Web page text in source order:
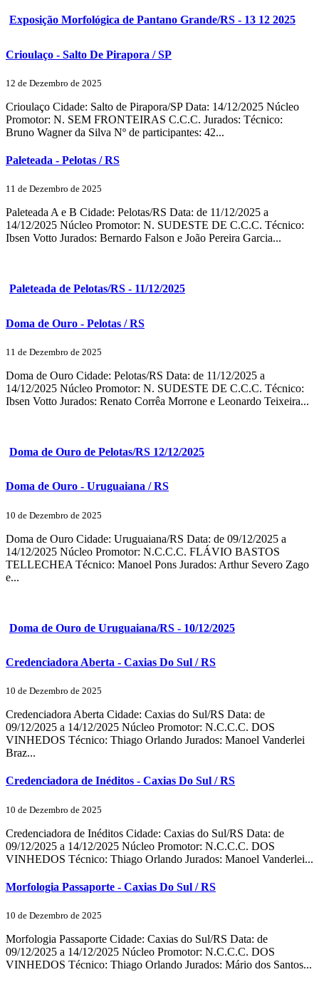
Exposição Morfológica de Pantano Grande/RS - 13 12 2025
Crioulaço - Salto De Pirapora / SP
12 de Dezembro de 2025
Crioulaço Cidade: Salto de Pirapora/SP Data: 14/12/2025 Núcleo
Promotor: N. SEM FRONTEIRAS C.C.C. Jurados: Técnico:
Bruno Wagner da Silva Nº de participantes: 42...
Paleteada - Pelotas / RS
11 de Dezembro de 2025
Paleteada A e B Cidade: Pelotas/RS Data: de 11/12/2025 a
14/12/2025 Núcleo Promotor: N. SUDESTE DE C.C.C. Técnico:
Ibsen Votto Jurados: Bernardo Falson e João Pereira Garcia...
Paleteada de Pelotas/RS - 11/12/2025
Doma de Ouro - Pelotas / RS
11 de Dezembro de 2025
Doma de Ouro Cidade: Pelotas/RS Data: de 11/12/2025 a
14/12/2025 Núcleo Promotor: N. SUDESTE DE C.C.C. Técnico:
Ibsen Votto Jurados: Renato Corrêa Morrone e Leonardo Teixeira...
Doma de Ouro de Pelotas/RS 12/12/2025
Doma de Ouro - Uruguaiana / RS
10 de Dezembro de 2025
Doma de Ouro Cidade: Uruguaiana/RS Data: de 09/12/2025 a
14/12/2025 Núcleo Promotor: N.C.C.C. FLÁVIO BASTOS
TELLECHEA Técnico: Manoel Pons Jurados: Arthur Severo Zago
e...
Doma de Ouro de Uruguaiana/RS - 10/12/2025
Credenciadora Aberta - Caxias Do Sul / RS
10 de Dezembro de 2025
Credenciadora Aberta Cidade: Caxias do Sul/RS Data: de
09/12/2025 a 14/12/2025 Núcleo Promotor: N.C.C.C. DOS
VINHEDOS Técnico: Thiago Orlando Jurados: Manoel Vanderlei
Braz...
Credenciadora de Inéditos - Caxias Do Sul / RS
10 de Dezembro de 2025
Credenciadora de Inéditos Cidade: Caxias do Sul/RS Data: de
09/12/2025 a 14/12/2025 Núcleo Promotor: N.C.C.C. DOS
VINHEDOS Técnico: Thiago Orlando Jurados: Manoel Vanderlei...
Morfologia Passaporte - Caxias Do Sul / RS
10 de Dezembro de 2025
Morfologia Passaporte Cidade: Caxias do Sul/RS Data: de
09/12/2025 a 14/12/2025 Núcleo Promotor: N.C.C.C. DOS
VINHEDOS Técnico: Thiago Orlando Jurados: Mário dos Santos...